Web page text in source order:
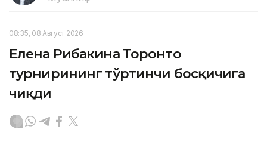
08:35, 08 Август 2026
Елена Рибакина Торонто
турнирининг тўртинчи босқичига
чиқди